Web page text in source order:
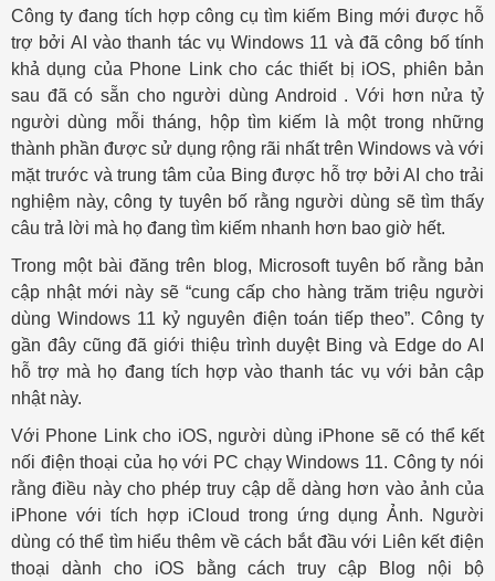
Công ty đang tích hợp công cụ tìm kiếm Bing mới được hỗ
trợ bởi AI vào thanh tác vụ Windows 11 và đã công bố tính
khả dụng của Phone Link cho các thiết bị iOS, phiên bản
sau đã có sẵn cho người dùng Android . Với hơn nửa tỷ
người dùng mỗi tháng, hộp tìm kiếm là một trong những
thành phần được sử dụng rộng rãi nhất trên Windows và với
mặt trước và trung tâm của Bing được hỗ trợ bởi AI cho trải
nghiệm này, công ty tuyên bố rằng người dùng sẽ tìm thấy
câu trả lời mà họ đang tìm kiếm nhanh hơn bao giờ hết.
Trong một bài đăng trên blog, Microsoft tuyên bố rằng bản
cập nhật mới này sẽ “cung cấp cho hàng trăm triệu người
dùng Windows 11 kỷ nguyên điện toán tiếp theo”. Công ty
gần đây cũng đã giới thiệu trình duyệt Bing và Edge do AI
hỗ trợ mà họ đang tích hợp vào thanh tác vụ với bản cập
nhật này.
Với Phone Link cho iOS, người dùng iPhone sẽ có thể kết
nối điện thoại của họ với PC chạy Windows 11. Công ty nói
rằng điều này cho phép truy cập dễ dàng hơn vào ảnh của
iPhone với tích hợp iCloud trong ứng dụng Ảnh. Người
dùng có thể tìm hiểu thêm về cách bắt đầu với Liên kết điện
thoại dành cho iOS bằng cách truy cập Blog nội bộ